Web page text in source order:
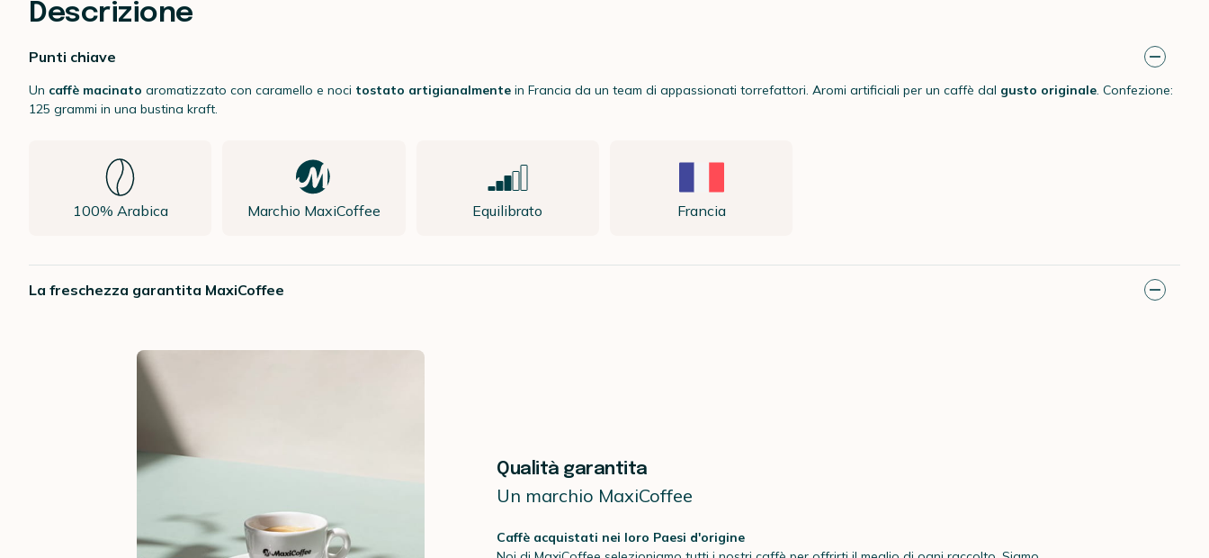
Descrizione
Punti chiave
Un caffè macinato aromatizzato con caramello e noci tostato artigianalmente in Francia da un team di appassionati torrefattori. Aromi artificiali per un caffè dal gusto originale. Confezione:
125 grammi in una bustina kraft.
100% Arabica Marchio MaxiCoffee Equilibrato Francia
La freschezza garantita MaxiCoffee
Qualità garantita
Un marchio MaxiCoffee
Caffè acquistati nei loro Paesi d'origine